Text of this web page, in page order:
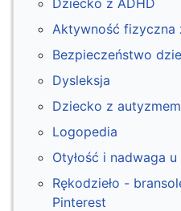
Dziecko z ADHD
Aktywność fizyczna
Bezpieczeństwo
Dysleksja
Dziecko z autyzmem
Logopedia
Otyłość i nadwaga
Rękodzieło -
Pinterest